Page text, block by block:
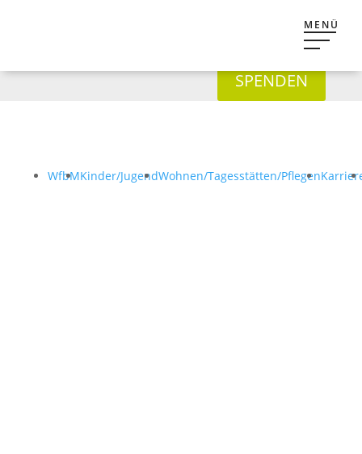
SPENDEN
WfbMKinder/JugendWohnen/Tagesstätten/Pflegen